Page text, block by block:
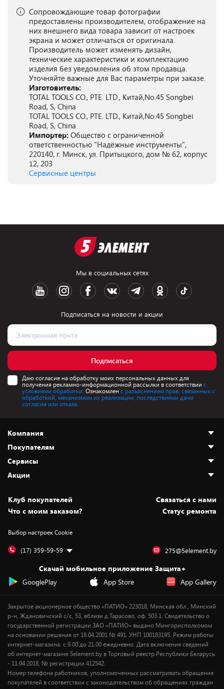
Сопровождающие товар фотографии
предоставлены производителем, отображение на
них внешнего вида товара зависит от настроек
экрана и может отличаться от оригинала.
Производитель может изменять дизайн,
технические характеристики и комплектацию
изделия без уведомления об этом продавца.
Уточняйте важные для Вас параметры при заказе.
Изготовитель:
TOTAL TOOLS CO., PTE. LTD., Китай,No.45 Songbei
Road, S, China
TOTAL TOOLS CO., PTE. LTD., Китай,No.45 Songbei
Road, S, China
Импортер: Общество с ограниченной
ответственностью "Надёжные инструменты",
220140, г. Минск, ул. Притыцкого, дом № 62, корпус
12, 203
Сервисные центры
Мы в социальных сетях
Подписаться на новости и акции
Подписаться
Даю согласие на обработку моих персональных данных для
получения рекламно-информационной рассылки в соответствии с
условиями обработки. Ознакомлен с разъяснением прав, связанных с
обработкой, механизмом их реализации, последствиями дачи
согласия или отказа.
Компания
О нас
Адреса магазинов
Новости
Статьи и обзоры
Вакансии
Дай пять добру!
Покупателям
Как сделать заказ
Оплата и доставка
Безналичный расчёт
Обмен и возврат товара
Обработка персональных данных
Подарочные карты
Сервисы
Установка техники
Для игровых консолей
Для мобильных устройств
Для компьютеров
Сервисные центры
Акции
Скидки и промокоды
Белорусские товары
Бонусы
Оплата частями
Новинки
Клуб покупателей
Cвязаться с нами
Что с моим заказом?
Статус ремонта
Выбор настроек Cookie
(17) 359-59-59 275@5element.by
Скачай мобильное приложение Защита+
GooglePlay
App Store App Gallery
Закрытое акционерное общество «ПАТИО» 223018, Минская обл., Минский
р-н, Ждановичский с/с, 53, вблизи д.Тарасово, оф. 503.1. Свидетельство о
государственной регистрации ЗАО «ПАТИО» выдано Мингорисполкомом
на основании решения от 18.04.2001 № 491. УНП 100183195. Режим работы
интернет-магазина: с 9.00 до 21.00 ежедневно. Дата включения сведений
об интернет-магазине 5element.by в Торговый реестр Республики Беларусь
- 11.04.2018, № регистрации 412542.
Номер телефона работников, уполномоченных рассматривать обращения
покупателей в соответствии с законодательством об обращениях граждан